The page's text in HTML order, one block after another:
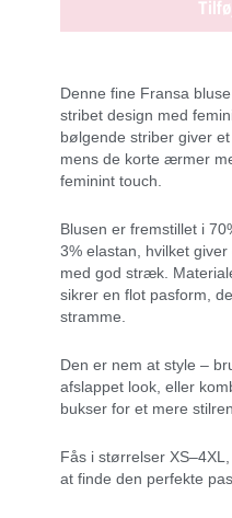
Denne fine Fransa
stribet design med
bølgende striber giver
mens de korte ærmer
feminint touch.
Blusen er fremstillet i
3% elastan, hvilket
med god stræk.
sikrer en flot pasform,
stramme.
Den er nem at style –
afslappet look, eller
bukser for et mere
Fås i størrelser
at finde den perfekte